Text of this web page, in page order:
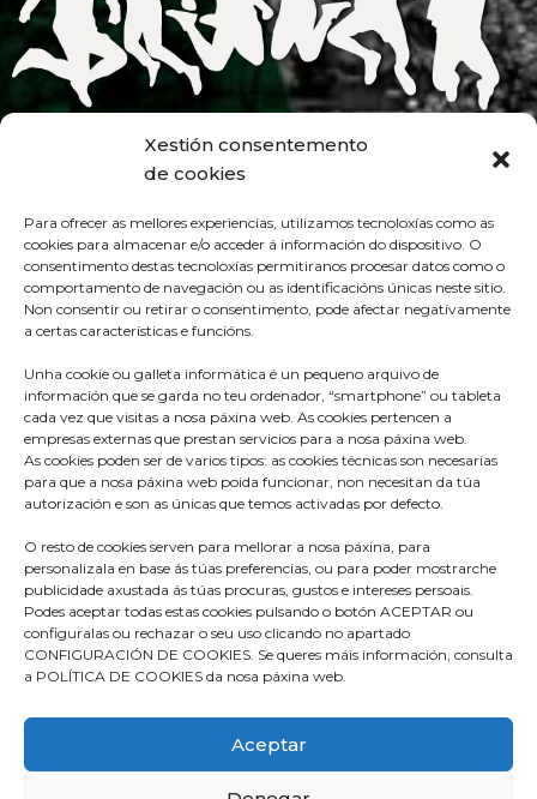
Xestión consentemento
de cookies
Para ofrecer as mellores experiencias, utilizamos tecnoloxías como as
cookies para almacenar e/o acceder á información do dispositivo. O
consentimento destas tecnoloxías permitiranos procesar datos como o
comportamento de navegación ou as identificacións únicas neste sitio.
Non consentir ou retirar o consentimento, pode afectar negativamente
a certas características e funcións.
Unha cookie ou galleta informática é un pequeno arquivo de
información que se garda no teu ordenador, “smartphone” ou tableta
cada vez que visitas a nosa páxina web. As cookies pertencen a
empresas externas que prestan servicios para a nosa páxina web.
As cookies poden ser de varios tipos: as cookies técnicas son necesarias
para que a nosa páxina web poida funcionar, non necesitan da túa
autorización e son as únicas que temos activadas por defecto.
O resto de cookies serven para mellorar a nosa páxina, para
personalizala en base ás túas preferencias, ou para poder mostrarche
publicidade axustada ás túas procuras, gustos e intereses persoais.
Podes aceptar todas estas cookies pulsando o botón ACEPTAR ou
configuralas ou rechazar o seu uso clicando no apartado
CONFIGURACIÓN DE COOKIES. Se queres máis información, consulta
a POLÍTICA DE COOKIES da nosa páxina web.
Aceptar
Praza do Concello s/n
36680 A Estrada – Pontevedra
Telf: 986570165
info@aestrada.gal
square